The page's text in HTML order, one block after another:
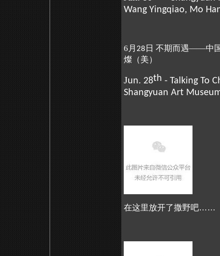
Wang Yingqiao, Mo
6月 28 日 不期而遇——中
燦（美）
Jun. 28th - Talking To
Shangyuan Art
在这里放开了撒野吧……